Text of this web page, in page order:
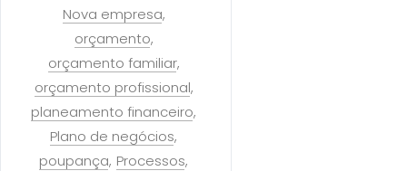
Nova empresa
orçamento
orçamento familiar
orçamento profissional
planeamento financeiro
Plano de negócios
poupança Processos